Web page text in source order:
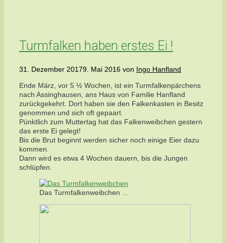
Turmfalken haben erstes Ei !
31. Dezember 20179. Mai 2016 von Ingo Hanfland
Ende März, vor 5 ½ Wochen, ist ein Turmfalkenpärchens
nach Assinghausen, ans Haus von Familie Hanfland
zurückgekehrt. Dort haben sie den Falkenkasten in Besitz
genommen und sich oft gepaart.
Pünktlich zum Muttertag hat das Falkenweibchen gestern
das erste Ei gelegt!
Bis die Brut beginnt werden sicher noch einige Eier dazu
kommen.
Dann wird es etwa 4 Wochen dauern, bis die Jungen
schlüpfen.
Das Turmfalkenweibchen …